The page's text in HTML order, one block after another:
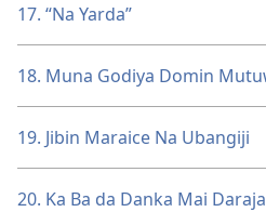
17. “Na Yarda”
18. Muna Godiya Domin
19. Jibin Maraice Na Ubangiji
20. Ka Ba da Danka Mai Daraja